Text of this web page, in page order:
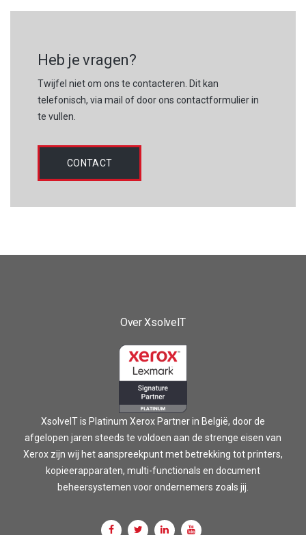
Heb je vragen?
Twijfel niet om ons te contacteren. Dit kan
telefonisch, via mail of door ons contactformulier in
te vullen.
CONTACT
Over XsolveIT
XsolveIT is Platinum Xerox Partner in België, door de
afgelopen jaren steeds te voldoen aan de strenge eisen van
Xerox zijn wij het aanspreekpunt met betrekking tot printers,
kopieerapparaten, multi-functionals en document
beheersystemen voor ondernemers zoals jij.